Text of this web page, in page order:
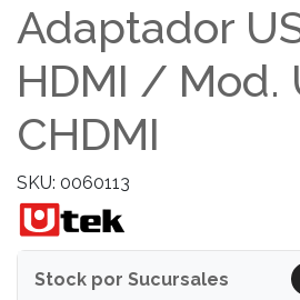
Adaptador
HDMI / Mod.
CHDMI
SKU: 0060113
Stock por Sucursales